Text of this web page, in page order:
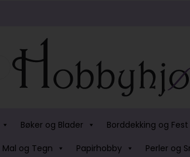
Bøker og Blader Borddekking og Fest
Mal og Tegn Papirhobby Perler og